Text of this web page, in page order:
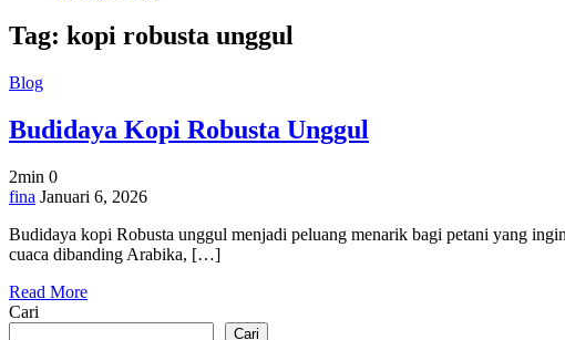
Tag: kopi robusta unggul
Blog
Budidaya Kopi Robusta Unggul
2min 0
on
Kopi
Robusta
fina Januari 6, 2026
Budidaya kopi Robusta unggul menjadi peluang menarik bagi petani yang
cuaca dibanding Arabika, […]
Read More
Cari
Cari